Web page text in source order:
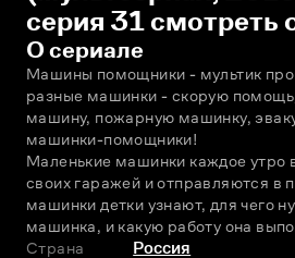
серия 31 смотреть
О сериале
Машины помощники - мультик
разные машинки - скорую
машину, пожарную машинку,
машинки-помощники!
Маленькие машинки каждое утро
своих гаражей и отправляются в
машинки детки узнают, для чего
машинка, и какую работу она
Страна
Россия